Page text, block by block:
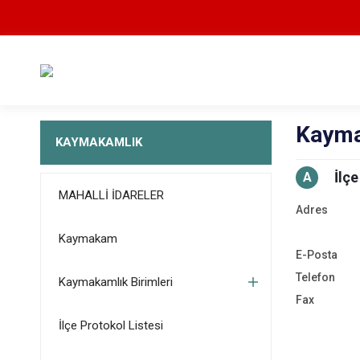
KAYMAKAMLIK
MAHALLİ İDARELER
Kaymakam
Kaymakamlık Birimleri
İlçe Protokol Listesi
A
Adres
E-Posta
Telefon
Fax